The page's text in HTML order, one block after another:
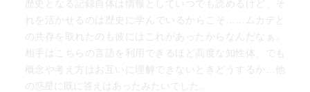
歴史となる記録自体は情報としていつでも読めるけど、そ
れを活かせるのは歴史に学んでいるからこそ……ムカデと
の共存を取れたのも彼にはこれがあったからなんだなぁ。
相手はこちらの言語を利用できるほど高度な知性体、でも
概念や考え方はお互いに理解できないときどうするか…他
の惑星に既に答えはあったみたいでした。